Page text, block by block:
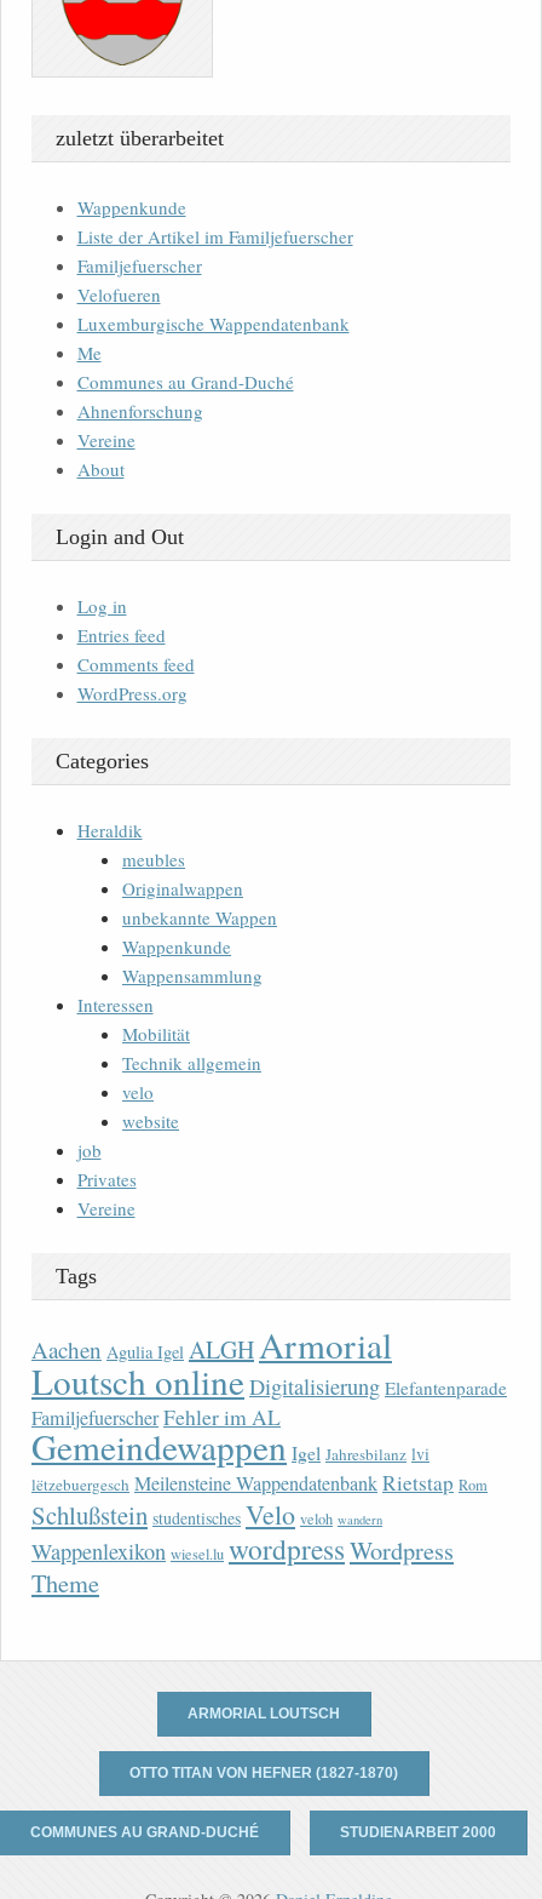
zuletzt überarbeitet
Wappenkunde
Liste der Artikel im Familjefuerscher
Familjefuerscher
Velofueren
Luxemburgische Wappendatenbank
Me
Communes au Grand-Duché
Ahnenforschung
Vereine
About
Login and Out
Log in
Entries feed
Comments feed
WordPress.org
Categories
Heraldik
meubles
Originalwappen
unbekannte Wappen
Wappenkunde
Wappensammlung
Interessen
Mobilität
Technik allgemein
velo
website
job
Privates
Vereine
Tags
Aachen Agulia Igel ALGHArmorial
Loutsch onlineDigitalisierung Elefantenparade
FamiljefuerscherFehler im AL
Gemeindewappen Igel Jahresbilanz lvi
lëtzebuergesch Meilensteine WappendatenbankRietstap Rom
Schlußstein studentisches Velo veloh wandern
Wappenlexikon wiesel.lu wordpressWordpress
Theme
ARMORIAL LOUTSCH
OTTO TITAN VON HEFNER (1827-1870)
COMMUNES AU GRAND-DUCHÉ STUDIENARBEIT 2000